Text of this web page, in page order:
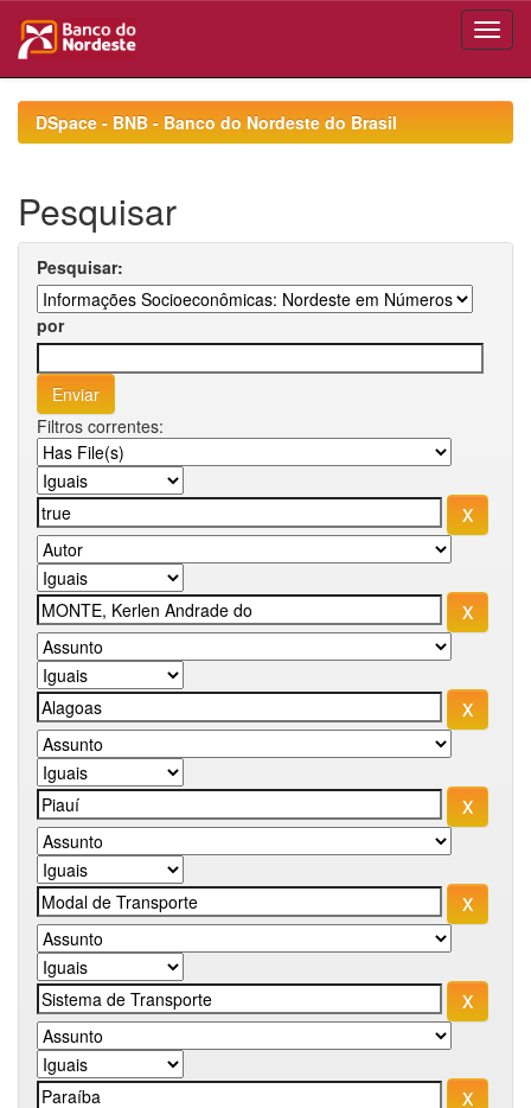
navigationDSpace - BNB - Banco do Nordeste do Brasil
Pesquisar
Pesquisar:
por
Filtros correntes: